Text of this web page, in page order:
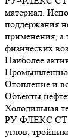
материал.
поддержания
применения, а
физических
Наиболее
Отопление и
Объекты
Холодильная
РУ-ФЛЕКС СТ
углов,